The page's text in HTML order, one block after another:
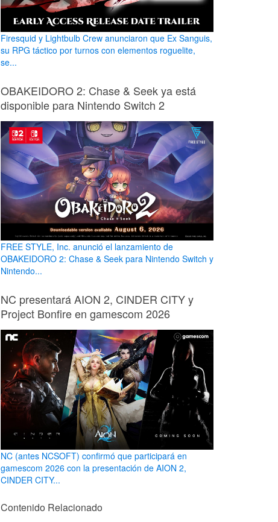
Firesquid y Lightbulb Crew anunciaron que Ex Sanguis,
su RPG táctico por turnos con elementos roguelite,
se...
OBAKEIDORO 2: Chase & Seek ya está
disponible para Nintendo Switch 2
FREE STYLE, Inc. anunció el lanzamiento de
OBAKEIDORO 2: Chase & Seek para Nintendo Switch y
Nintendo...
NC presentará AION 2, CINDER CITY y
Project Bonfire en gamescom 2026
NC (antes NCSOFT) confirmó que participará en
gamescom 2026 con la presentación de AION 2,
CINDER CITY...
Contenido Relacionado